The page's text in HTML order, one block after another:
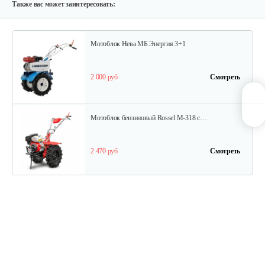
Также вас может заинтересовать:
2 290 руб
Мотоблок Нева МБ Энергия 3+1
2 000 руб Смотреть
Мотоблок бензиновый Rossel M-318 c…
2 470 руб Смотреть